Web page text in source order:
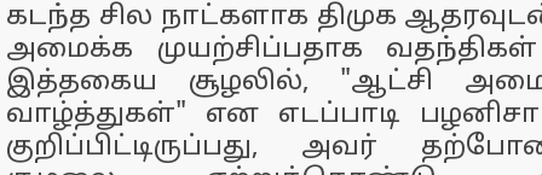
கடந்த சில நாட்களாக திமுக
அமைக்க முயற்சிப்பதாக
இத்தகைய சூழலில், "ஆட்சி
வாழ்த்துகள்" என எடப்பாடி
குறிப்பிட்டிருப்பது, அவர்